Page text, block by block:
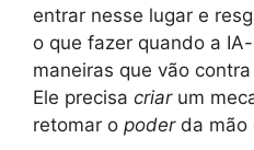
entrar nesse lugar e
o que fazer quando a
maneiras que vão
Ele precisa criarum
retomar o poderda mão